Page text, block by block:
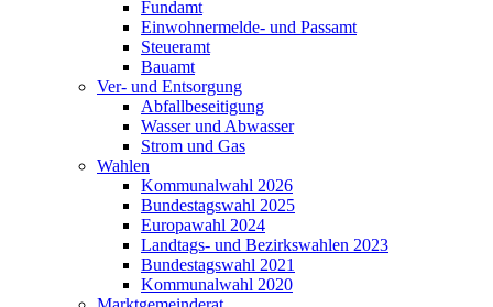
Fundamt
Einwohnermelde- und Passamt
Steueramt
Bauamt
Ver- und Entsorgung
Abfallbeseitigung
Wasser und Abwasser
Strom und Gas
Wahlen
Kommunalwahl 2026
Bundestagswahl 2025
Europawahl 2024
Landtags- und Bezirkswahlen 2023
Bundestagswahl 2021
Kommunalwahl 2020